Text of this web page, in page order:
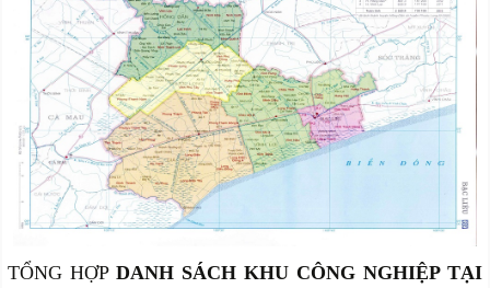
TỔNG HỢPDANH SÁCH KHU CÔNG NGHIỆP TẠI